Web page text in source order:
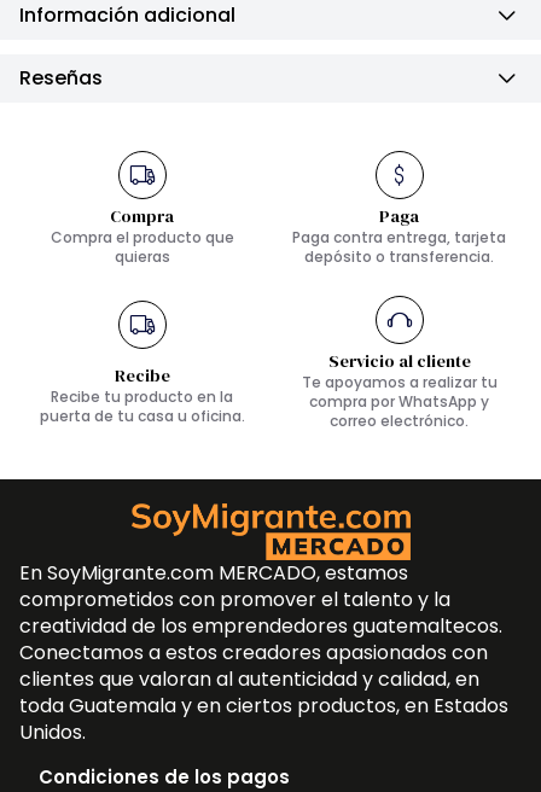
Información adicional
Reseñas
Compra
Compra el producto que
quieras
Paga
Paga contra entrega, tarjeta
depósito o transferencia.
Recibe
Recibe tu producto en la
puerta de tu casa u oficina.
Servicio al cliente
Te apoyamos a realizar tu
compra por WhatsApp y
correo electrónico.
En SoyMigrante.com MERCADO, estamos
comprometidos con promover el talento y la
creatividad de los emprendedores guatemaltecos.
Conectamos a estos creadores apasionados con
clientes que valoran al autenticidad y calidad, en
toda Guatemala y en ciertos productos, en Estados
Unidos.
Condiciones de los pagos